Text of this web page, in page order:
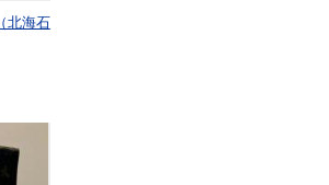
（北海石